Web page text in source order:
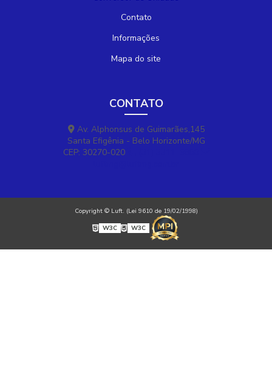
Contato
Informações
Mapa do site
CONTATO
Av. Alphonsus de Guimarães,145
Santa Efigênia - Belo Horizonte/MG
CEP: 30270-020
Copyright © Luft. (Lei 9610 de 19/02/1998)
W3C
W3C